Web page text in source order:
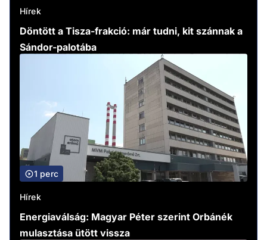
Hírek
Döntött a Tisza-frakció: már tudni, kit szánnak a
Sándor-palotába
1 perc
Hírek
Energiaválság: Magyar Péter szerint Orbánék
mulasztása ütött vissza